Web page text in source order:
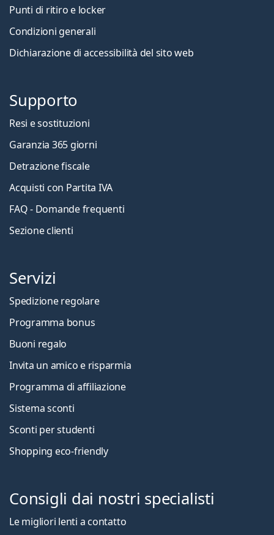
Punti di ritiro e locker
Condizioni generali
Dichiarazione di accessibilità del sito web
Supporto
Resi e sostituzioni
Garanzia 365 giorni
Detrazione fiscale
Acquisti con Partita IVA
FAQ - Domande frequenti
Sezione clienti
Servizi
Spedizione regolare
Programma bonus
Buoni regalo
Invita un amico e risparmia
Programma di affiliazione
Sistema sconti
Sconti per studenti
Shopping eco-friendly
Consigli dai nostri specialisti
Le migliori lenti a contatto